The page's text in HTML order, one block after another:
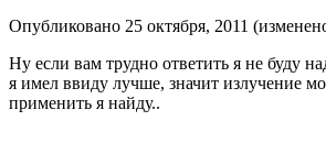
Опубликовано 25 октября, 2011
Ну если вам трудно ответить я не буду
я имел ввиду лучше, значит излучение
применить я найду..